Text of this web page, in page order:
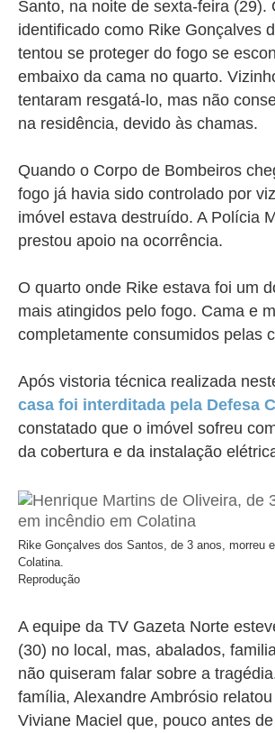
Santo, na noite de sexta-feira (29).
identificado como Rike Gonçalves
tentou se proteger do fogo se
embaixo da cama no quarto.
tentaram resgatá-lo, mas não
na residência, devido às chamas.
Quando o Corpo de Bombeiros
fogo já havia sido controlado por
imóvel estava destruído. A Polícia
prestou apoio na ocorrência.
O quarto onde Rike estava foi um
mais atingidos pelo fogo. Cama e
completamente consumidos pelas
Após vistoria técnica realizada
casa foi interditada pela Defesa
constatado que o imóvel sofreu
da cobertura e da instalação
Rike Gonçalves dos Santos, de 3 anos, morreu
Colatina.
Reprodução
A equipe da TV Gazeta Norte
(30) no local, mas, abalados,
não quiseram falar sobre a
família, Alexandre Ambrósio
Viviane Maciel que, pouco antes